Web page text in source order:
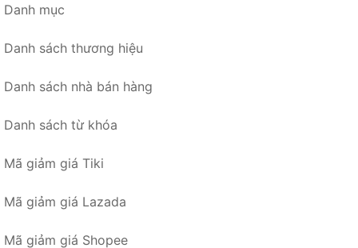
Danh mục
Danh sách thương hiệu
Danh sách nhà bán hàng
Danh sách từ khóa
Mã giảm giá Tiki
Mã giảm giá Lazada
Mã giảm giá Shopee